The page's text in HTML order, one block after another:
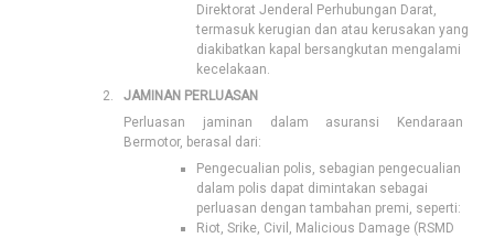
Direktorat Jenderal Perhubungan Darat,
termasuk kerugian dan atau kerusakan yang
diakibatkan kapal bersangkutan mengalami
kecelakaan.
JAMINAN PERLUASAN
Perluasan jaminan dalam asuransi Kendaraan
Bermotor, berasal dari:
Pengecualian polis, sebagian pengecualian
dalam polis dapat dimintakan sebagai
perluasan dengan tambahan premi, seperti:
Riot, Srike, Civil, Malicious Damage (RSMD